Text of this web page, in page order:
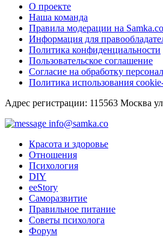
О проекте
Наша команда
Правила модерации на Samka.co
Информация для
Политика конфиденциальности
Пользовательское соглашение
Согласие на обработку
Политика использования
Адрес регистрации: 115563 Москва
info@samka.co
Красота и здоровье
Отношения
Психология
DIY
ееStory
Саморазвитие
Правильное питание
Советы психолога
Форум